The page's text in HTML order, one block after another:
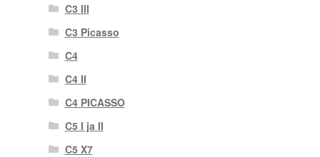
C3 III
C3 Picasso
C4
C4 II
C4 PICASSO
C5 I ja II
C5 X7